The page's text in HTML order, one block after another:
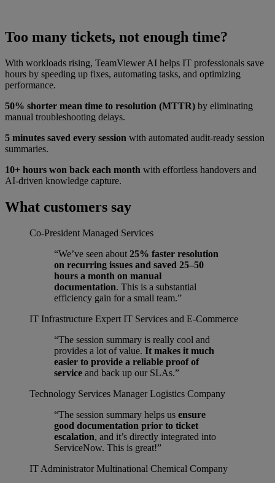
Too many tickets, not enough time?
With workloads rising, TeamViewer AI helps IT professionals save
hours by speeding up fixes, automating tasks, and optimizing
performance.
50% shorter mean time to resolution (MTTR) by eliminating
manual troubleshooting delays.
5 minutes saved every session with automated audit-ready session
summaries.
10+ hours won back each month with effortless handovers and
AI-driven knowledge capture.
What customers say
Co-President Managed Services
“We’ve seen about 25% faster resolution
on recurring issues and saved 25–50
hours a month on manual
documentation. This is a substantial
efficiency gain for a small team.”
IT Infrastructure Expert IT Services and E-Commerce
“The session summary is really cool and
provides a lot of value. It makes it much
easier to provide a reliable proof of
service and back up our SLAs.”
Technology Services Manager Logistics Company
“The session summary helps us ensure
good documentation prior to ticket
escalation, and it’s directly integrated into
ServiceNow. This is great!”
IT Administrator Multinational Chemical Company